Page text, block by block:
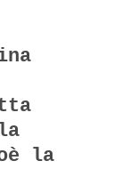
la